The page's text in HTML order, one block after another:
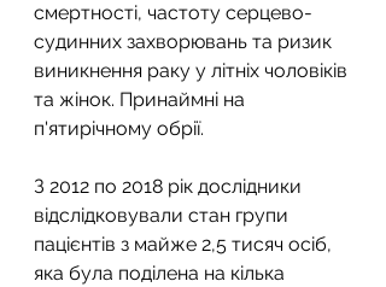
смертності, частоту серцево-
судинних захворювань та ризик
виникнення раку у літніх чоловіків
та жінок. Принаймні на
п'ятирічному обрії.
З 2012 по 2018 рік дослідники
відслідковували стан групи
пацієнтів з майже 2,5 тисяч осіб,
яка була поділена на кілька